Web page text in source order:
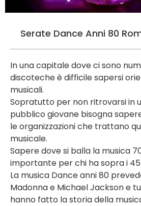
Serate Dance Anni 80
In una capitale dove ci sono
discoteche è difficile sapersi
musicali.
Sopratutto per non ritrovarsi in
pubblico giovane bisogna
le organizzazioni che trattano
musicale.
Sapere dove si balla la musica
importante per chi ha sopra i 45
La musica Dance anni 80
Madonna e Michael Jackson e
hanno fatto la storia della